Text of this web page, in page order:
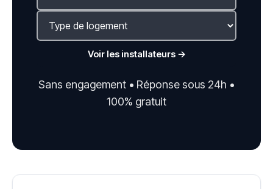
Voir les installateurs →
Sans engagement • Réponse sous 24h •
100% gratuit